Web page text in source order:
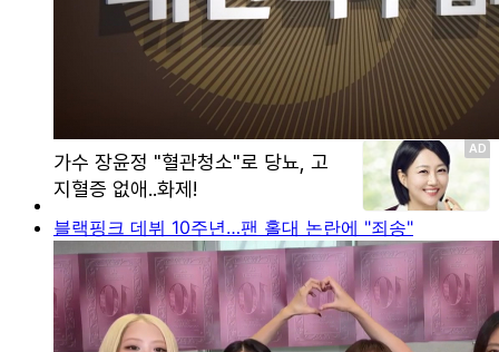
블랙핑크 데뷔 10주년…팬 홀대 논란에 "죄송"